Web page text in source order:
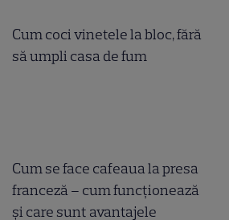
Cum coci vinetele la bloc, fără
să umpli casa de fum
Cum se face cafeaua la presa
franceză – cum funcționează
și care sunt avantajele